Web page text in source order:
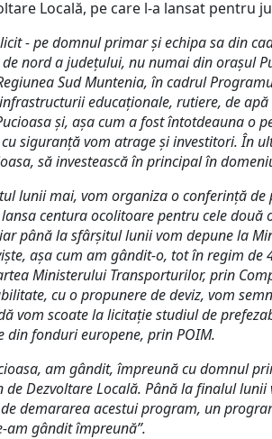
Locală, pe care l-a lansat pentru
- pe domnul primar și echipa sa din
nord a județului, nu numai din orașul
Sud Muntenia, în cadrul
educaționale, rutiere, de
și, așa cum a fost întotdeauna o
siguranță vom atrage și investitori. În
să investească în principal în
lunii mai, vom organiza o conferință
centura ocolitoare pentru cele
până la sfârșitul lunii vom depune la
așa cum am gândit-o, tot în regim de
Ministerului Transporturilor, prin
cu o propunere de deviz, vom
vom scoate la licitație studiul de
din fonduri europene, prin POIM.
am gândit, împreună cu domnul
de Dezvoltare Locală. Până la finalul
de demararea acestui program, un
am gândit împreună”.